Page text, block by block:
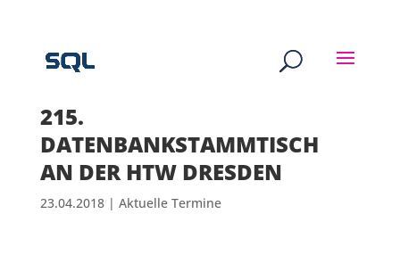
215.
DATENBANKSTAMMTISCH
AN DER HTW DRESDEN
23.04.2018| Aktuelle Termine